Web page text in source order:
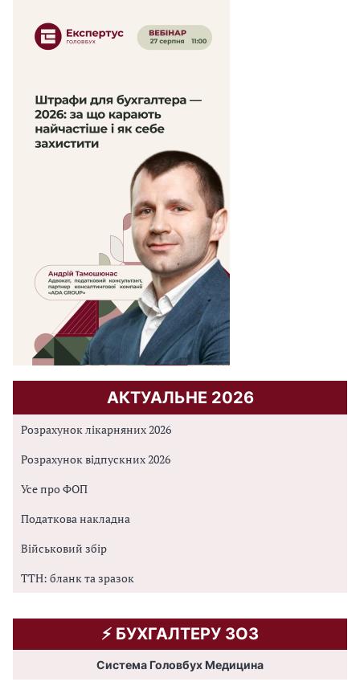
АКТУАЛЬНЕ 2026
Розрахунок лікарняних 2026
Розрахунок відпускних 2026
Усе про ФОП
Податкова накладна
Військовий збір
ТТН: бланк та зразок
⚡️ БУХГАЛТЕРУ ЗОЗ
Система Головбух Медицина